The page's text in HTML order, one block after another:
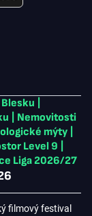
Nemovitosti
mýty
Level 9
Liga 2026/27
filmový festival